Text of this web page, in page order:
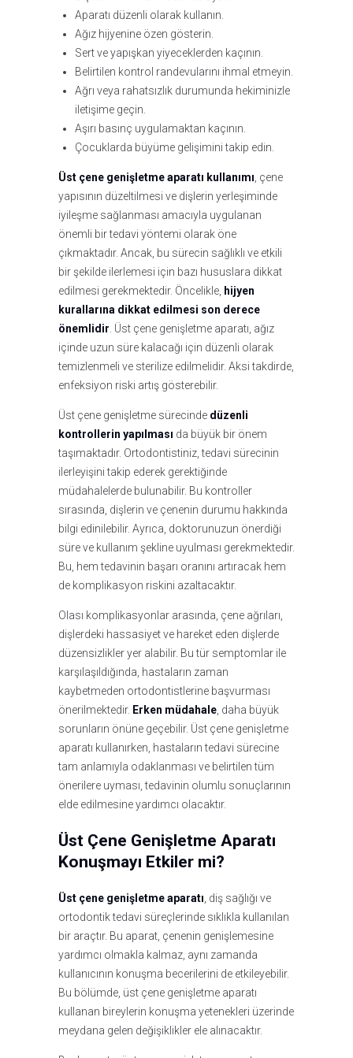
Aparatı düzenli olarak kullanın.
Ağız hijyenine özen gösterin.
Sert ve yapışkan yiyeceklerden kaçının.
Belirtilen kontrol randevularını ihmal etmeyin.
Ağrı veya rahatsızlık durumunda hekiminizle
iletişime geçin.
Aşırı basınç uygulamaktan kaçının.
Çocuklarda büyüme gelişimini takip edin.
Üst çene genişletme aparatı kullanımı, çene
yapısının düzeltilmesi ve dişlerin yerleşiminde
iyileşme sağlanması amacıyla uygulanan
önemli bir tedavi yöntemi olarak öne
çıkmaktadır. Ancak, bu sürecin sağlıklı ve etkili
bir şekilde ilerlemesi için bazı hususlara dikkat
edilmesi gerekmektedir. Öncelikle, hijyen
kurallarına dikkat edilmesi son derece
önemlidir. Üst çene genişletme aparatı, ağız
içinde uzun süre kalacağı için düzenli olarak
temizlenmeli ve sterilize edilmelidir. Aksi takdirde,
enfeksiyon riski artış gösterebilir.
Üst çene genişletme sürecinde düzenli
kontrollerin yapılması da büyük bir önem
taşımaktadır. Ortodontistiniz, tedavi sürecinin
ilerleyişini takip ederek gerektiğinde
müdahalelerde bulunabilir. Bu kontroller
sırasında, dişlerin ve çenenin durumu hakkında
bilgi edinilebilir. Ayrıca, doktorunuzun önerdiği
süre ve kullanım şekline uyulması gerekmektedir.
Bu, hem tedavinin başarı oranını artıracak hem
de komplikasyon riskini azaltacaktır.
Olası komplikasyonlar arasında, çene ağrıları,
dişlerdeki hassasiyet ve hareket eden dişlerde
düzensizlikler yer alabilir. Bu tür semptomlar ile
karşılaşıldığında, hastaların zaman
kaybetmeden ortodontistlerine başvurması
önerilmektedir. Erken müdahale, daha büyük
sorunların önüne geçebilir. Üst çene genişletme
aparatı kullanırken, hastaların tedavi sürecine
tam anlamıyla odaklanması ve belirtilen tüm
önerilere uyması, tedavinin olumlu sonuçlarının
elde edilmesine yardımcı olacaktır.
Üst Çene Genişletme Aparatı
Konuşmayı Etkiler mi?
Üst çene genişletme aparatı, diş sağlığı ve
ortodontik tedavi süreçlerinde sıklıkla kullanılan
bir araçtır. Bu aparat, çenenin genişlemesine
yardımcı olmakla kalmaz, aynı zamanda
kullanıcının konuşma becerilerini de etkileyebilir.
Bu bölümde, üst çene genişletme aparatı
kullanan bireylerin konuşma yetenekleri üzerinde
meydana gelen değişiklikler ele alınacaktır.